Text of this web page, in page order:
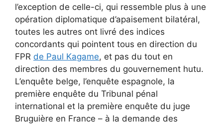
l’exception de celle-ci, qui ressemble plus à une
opération diplomatique d’apaisement bilatéral,
toutes les autres ont livré des indices
concordants qui pointent tous en direction du
FPR de Paul Kagame, et pas du tout en
direction des membres du gouvernement hutu.
L’enquête belge, l’enquête espagnole, la
première enquête du Tribunal pénal
international et la première enquête du juge
Bruguière en France – à la demande des